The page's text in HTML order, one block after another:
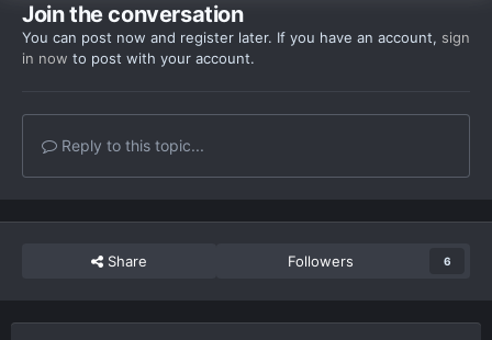
Join the conversation
You can post now and register later. If you have an account, sign
in now to post with your account.
Reply to this topic...
Share Followers 6